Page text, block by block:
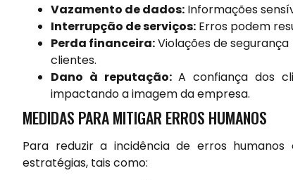
Vazamento de dados: Informações
Interrupção de serviços: Erros podem
Perda financeira:Violações de
clientes.
Dano à reputação:A confiança dos
impactando a imagem da empresa.
MEDIDAS PARA MITIGAR ERROS HUMANOS
Para reduzir a incidência de erros
estratégias, tais como: